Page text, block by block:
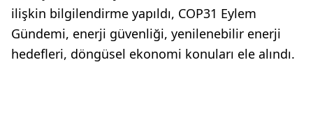
ilişkin bilgilendirme yapıldı, COP31 Eylem
Gündemi, enerji güvenliği, yenilenebilir enerji
hedefleri, döngüsel ekonomi konuları ele alındı.